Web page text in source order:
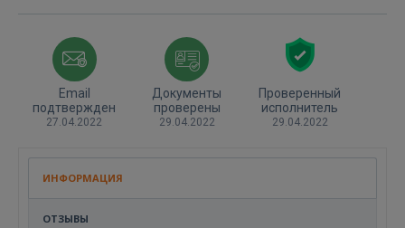
Email
подтвержден
27.04.2022
Документы
проверены
29.04.2022
Проверенный
исполнитель
29.04.2022
ИНФОРМАЦИЯ
ОТЗЫВЫ